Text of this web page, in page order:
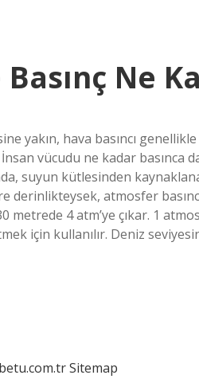
Ne
yakın, hava basıncı genellikle
vücudu ne kadar basınca
suyun kütlesinden
atmosfer
metrede 4 atm’ye çıkar. 1
için kullanılır. Deniz
Sitemap